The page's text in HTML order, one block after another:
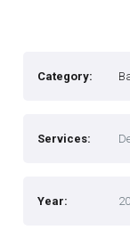
Category:
Services:
Year: